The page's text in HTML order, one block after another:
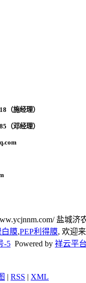
（施经理）
（邓经理）
盐城济
白膜,PEP利得膜, 欢迎
-5 Powered by 祥云平台
| RSS | XML